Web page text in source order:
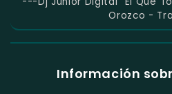
Orozco -
Información